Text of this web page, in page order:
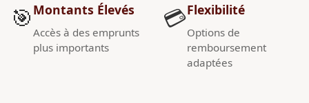
🎯 Montants Élevés
Accès à des emprunts
plus importants
💳Flexibilité
Options de
remboursement
adaptées